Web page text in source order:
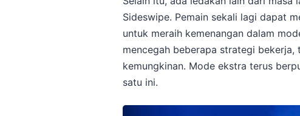
Sideswipe. Pemain sekali lagi dapat
untuk meraih kemenangan dalam
mencegah beberapa strategi
kemungkinan. Mode ekstra terus
satu ini.